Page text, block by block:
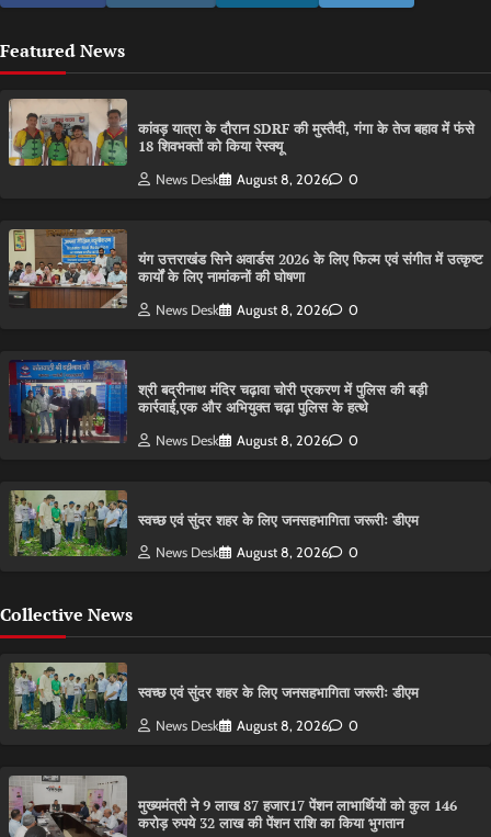
Featured News
कांवड़ यात्रा के दौरान SDRF की मुस्तैदी, गंगा के तेज बहाव में फंसे
18 शिवभक्तों को किया रेस्क्यू
News Desk August 8, 2026 0
यंग उत्तराखंड सिने अवार्डस 2026 के लिए फिल्म एवं संगीत में उत्कृष्ट
कार्यों के लिए नामांकनों की घोषणा
News Desk August 8, 2026 0
श्री बद्रीनाथ मंदिर चढ़ावा चोरी प्रकरण में पुलिस की बड़ी
कार्रवाई,एक और अभियुक्त चढ़ा पुलिस के हत्थे
News Desk August 8, 2026 0
स्वच्छ एवं सुंदर शहर के लिए जनसहभागिता जरूरीः डीएम
News Desk August 8, 2026 0
Collective News
स्वच्छ एवं सुंदर शहर के लिए जनसहभागिता जरूरीः डीएम
News Desk August 8, 2026 0
मुख्यमंत्री ने 9 लाख 87 हजार17 पेंशन लाभार्थियों को कुल 146
करोड़ रुपये 32 लाख की पेंशन राशि का किया भुगतान